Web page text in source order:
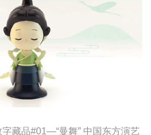
字藏品#01—“曼舞” 中国东方演艺